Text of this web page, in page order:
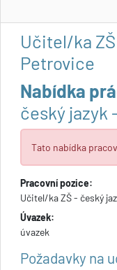
Učitel/ka
Petrovice
Nabídka
český jazyk
Tato nabídka
Pracovní pozice:
Učitel/ka ZŠ - český
Úvazek:
úvazek
Požadavky na